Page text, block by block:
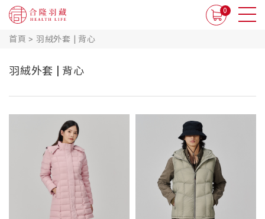
0
首頁 > 羽絨外套 | 背心
羽絨外套 | 背心